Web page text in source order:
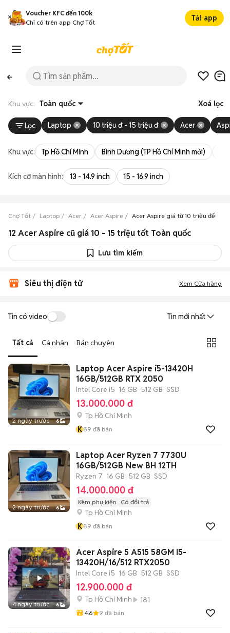
Voucher KFC đến 100k
Chỉ có trên app Chợ Tốt
Tải app
Khu vực: Toàn quốc Xoá lọc
Lọc Laptop 10 triệu đ - 15 triệu đ Acer
Khu vực: Tp Hồ Chí Minh Bình Dương (TP Hồ Chí Minh mới)
Kích cỡ màn hình: 13 - 14.9 inch 15 - 16.9 inch
Chợ Tốt Laptop Acer Acer Aspire Acer Aspire giá từ 10 triệu đến 15
12 Acer Aspire cũ giá 10 - 15 triệu tốt Toàn quốc
Lưu tìm kiếm
Siêu thị điện tử Xem Cửa hàng
Tin có video Tin mới nhất
Tất cả Cá nhân Bán chuyên
2 ngày trước 6
Laptop Acer Aspire i5-13420H
16GB/512GB RTX 2050
Intel Core i5 16 GB 512 GB SSD
13.000.000 đ
Tp Hồ Chí Minh
K89 đã bán
2 ngày trước 6
Laptop Acer Ryzen 7 7730U
16GB/512GB New BH 12TH
Ryzen 7 16 GB 512 GB SSD
14.000.000 đ
Kèm phụ kiện Có đổi trả
Tp Hồ Chí Minh
K89 đã bán
4 ngày trước 6
Acer Aspire 5 A515 58GM I5-
13420H/16/512 RTX2050
Intel Core i5 16 GB 512 GB SSD
12.900.000 đ
Tp Hồ Chí Minh 181
4.6 9 đã bán